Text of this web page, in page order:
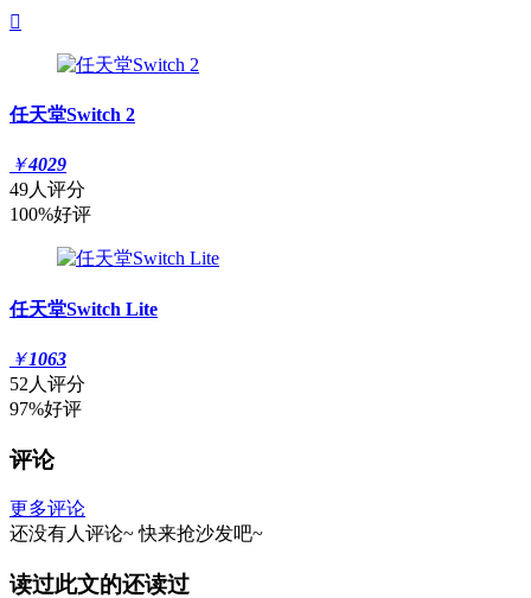

任天堂Switch 2
￥4029
49人评分
100%好评
任天堂Switch Lite
￥1063
52人评分
97%好评
评论
更多评论
还没有人评论~ 快来抢沙发吧~
读过此文的还读过